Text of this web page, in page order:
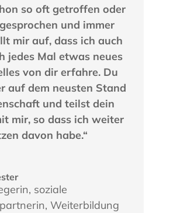
so oft getroffen oder
und immer
mir auf, dass ich auch
jedes Mal etwas neues
von dir erfahre. Du
auf dem neusten Stand
und teilst dein
mir, so dass ich weiter
davon habe.“
, soziale
Weiterbildung